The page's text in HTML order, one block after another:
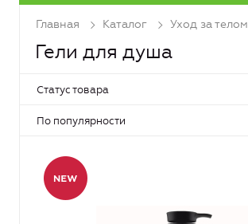
Главная Каталог Уход за телом
Гели для душа
Статус товара
По популярности